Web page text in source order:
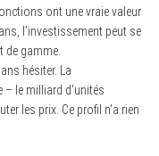
ont une vraie valeur
l’investissement peut se
gamme.
hésiter. La
le milliard d’unités
les prix. Ce profil n’a rien